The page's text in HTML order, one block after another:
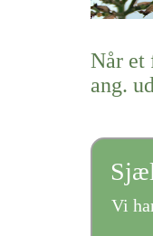
Når et
ang.
Vi